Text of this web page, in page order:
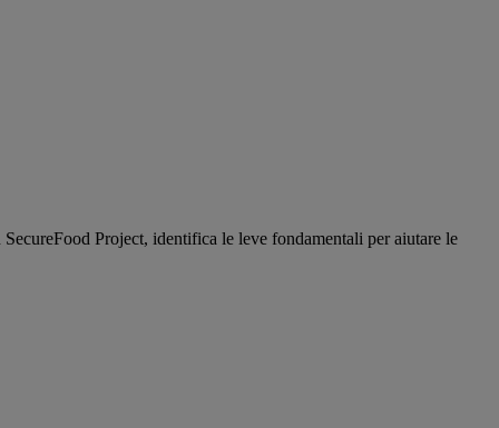
Project, identifica le leve fondamentali per aiutare le